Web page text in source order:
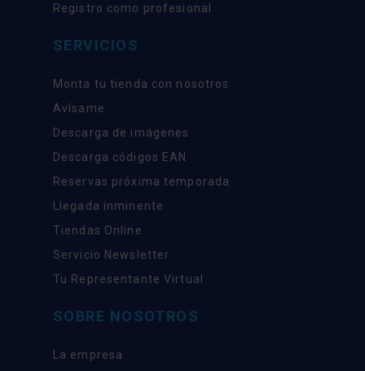
Registro como profesional
SERVICIOS
Monta tu tienda con nosotros
Avísame
Descarga de imágenes
Descarga códigos EAN
Reservas próxima temporada
Llegada inminente
Tiendas Online
Servicio Newsletter
Tu Representante Virtual
SOBRE NOSOTROS
La empresa